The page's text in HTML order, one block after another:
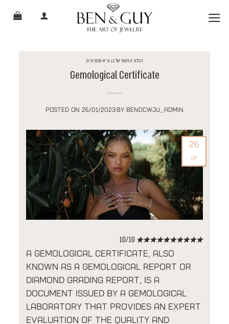
הבלוג הרשמי של בן וגיא תכשיטים
Gemological Certificate
POSTED ON 26/01/2023 BY BENDCWJU_ADMIN
26
ינו
★
★
★
★
★
★
★
★
★
★
A gemological certificate, also
known as a gemological report or
diamond grading report, is a
document issued by a gemological
laboratory that provides an expert
evaluation of the quality and